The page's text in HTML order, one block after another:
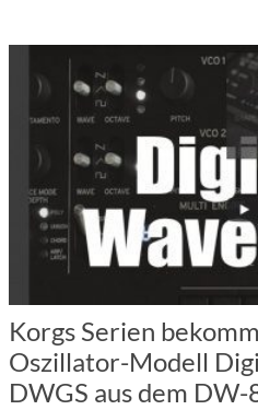
Korgs Serien
Oszillator-Modell
DWGS aus dem